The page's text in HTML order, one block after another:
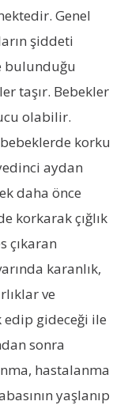
Genel
şiddeti
bulunduğu
taşır. Bebekler
olabilir.
korku
aydan
daha önce
korkarak çığlık
çıkaran
karanlık,
ve
gideceği ile
sonra
hastalanma
yaşlanıp